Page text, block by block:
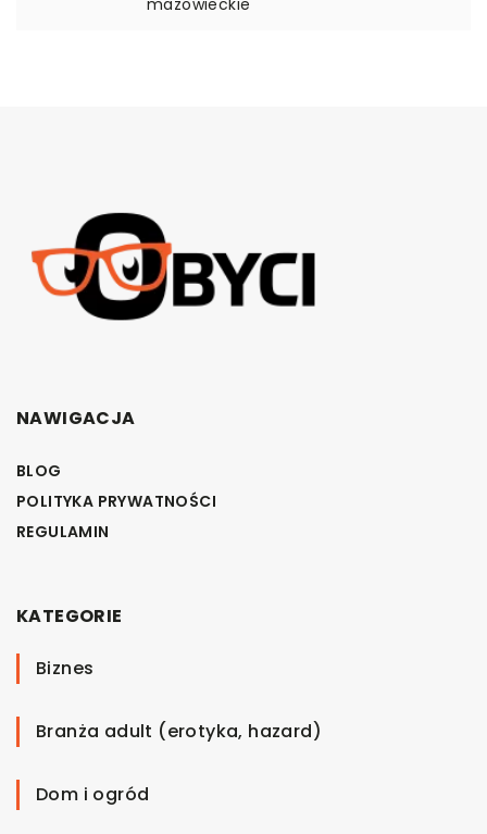
NAWIGACJA
BLOG
POLITYKA PRYWATNOŚCI
REGULAMIN
KATEGORIE
Biznes
Branża adult (erotyka, hazard)
Dom i ogród